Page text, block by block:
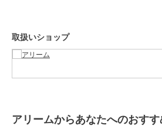
素材
本体 合成皮革 裏生地 ﾎ
取扱いショップ
アリームからあなたへのおすす